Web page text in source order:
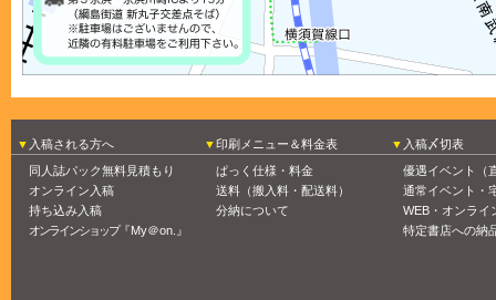
入稿される方へ
同人誌パック無料見積もり
オンライン入稿
持ち込み入稿
オンラインショップ『My＠on.』
印刷メニュー＆料金表
ぱっく仕様・料金
送料（搬入料・配送料）
分納について
入稿〆切表
優遇イベント（
通常イベント・
WEB・オンライ
特定書店への納